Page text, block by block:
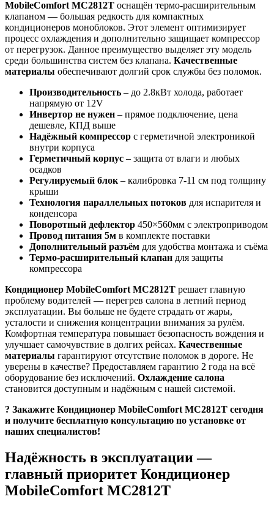
MobileComfort MC2812T оснащён термо-расширительным
клапаном — большая редкость для компактных
кондиционеров моноблоков. Этот элемент оптимизирует
процесс охлаждения и дополнительно защищает компрессор
от перегрузок. Данное преимущество выделяет эту модель
среди большинства систем без клапана. Качественные
материалы обеспечивают долгий срок службы без поломок.
Производительность – до 2.8кВт холода, работает
напрямую от 12V
Инвертор не нужен – прямое подключение, цена
дешевле, КПД выше
Надёжный компрессор с герметичной электроникой
внутри корпуса
Герметичный корпус – защита от влаги и любых
осадков
Регулируемый блок – калибровка 7-11 см под толщину
крыши
Технология параллельных потоков для испарителя и
конденсора
Поворотный дефлектор 450×560мм с электроприводом
Провод питания 5м в комплекте поставки
Дополнительный разъём для удобства монтажа и съёма
Термо-расширительный клапан для защиты
компрессора
Кондиционер MobileComfort MC2812T решает главную
проблему водителей — перегрев салона в летний период
эксплуатации. Вы больше не будете страдать от жары,
усталости и снижения концентрации внимания за рулём.
Комфортная температура повышает безопасность вождения и
улучшает самочувствие в долгих рейсах. Качественные
материалы гарантируют отсутствие поломок в дороге. Не
уверены в качестве? Предоставляем гарантию 2 года на всё
оборудование без исключений. Охлаждение салона
становится доступным и надёжным с нашей системой.
? Закажите Кондиционер MobileComfort MC2812T сегодня
и получите бесплатную консультацию по установке от
наших специалистов!
Надёжность в эксплуатации —
главный приоритет Кондиционер
MobileComfort MC2812T